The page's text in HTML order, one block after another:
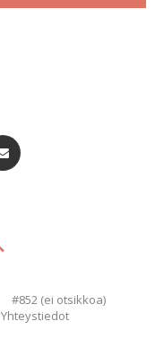
#852 (ei otsikkoa)
Yhteystiedot